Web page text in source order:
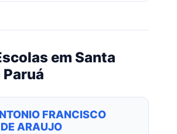
em Santa
FRANCISCO
ARAUJO